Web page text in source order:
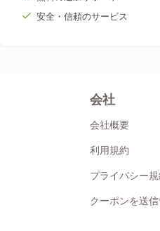
安全・信頼のサービス
会社
会社概要
利用規約
プライバシー規
クーポンを送信